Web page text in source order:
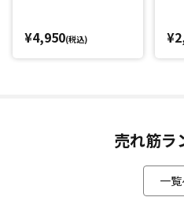
暑さ対策をしたいスポーツシー
「SIXPAD 冷感タオル」のもう
なんと最大98.5％(*1)のUVカッ
¥4,950(税込)
売れ筋ラ
一覧